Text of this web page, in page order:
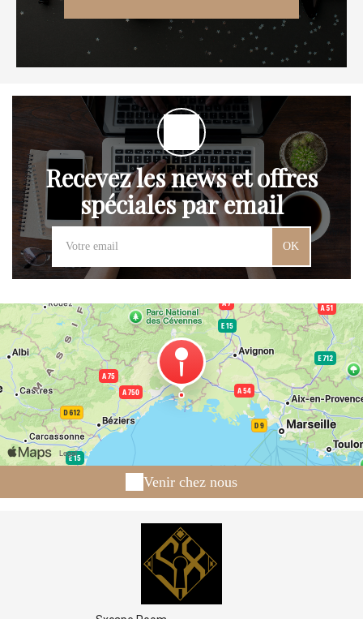
Recevez les news et offres
spéciales par email
OK
Venir chez nous